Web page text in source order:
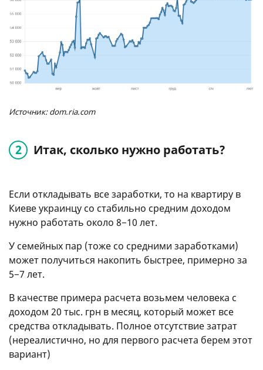
Источник: dom.ria.com
Итак, сколько нужно работать?
Если откладывать все заработки, то на квартиру в
Киеве украинцу со стабильно средним доходом
нужно работать около 8−10 лет.
У семейных пар (тоже со средними заработками)
может получиться накопить быстрее, примерно за
5−7 лет.
В качестве примера расчета возьмем человека с
доходом 20 тыс. грн в месяц, который может все
средства откладывать. Полное отсутствие затрат
(нереалистично, но для первого расчета берем этот
вариант)